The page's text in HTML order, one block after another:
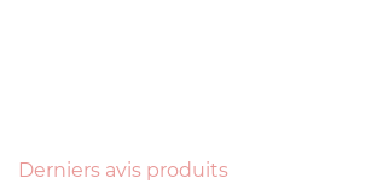
Derniers avis produits